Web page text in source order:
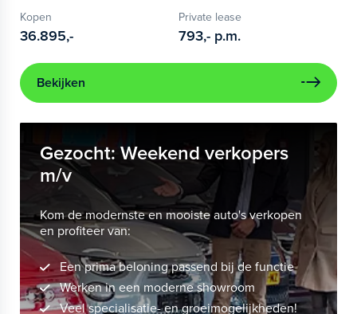
Kopen
36.895,-
Private lease
793,- p.m.
Bekijken
Gezocht: Weekend verkopers
m/v
Kom de modernste en mooiste auto's verkopen
en profiteer van:
Een prima beloning passend bij de functie
Werken in een moderne showroom
Veel specialisatie- en groeimogelijkheden!